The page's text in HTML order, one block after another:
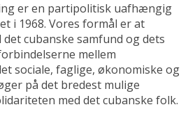
er en partipolitisk uafhængig
i 1968. Vores formål er at
cubanske samfund og dets
mellem
sociale, faglige, økonomiske og
på det bredest mulige
med det cubanske folk.